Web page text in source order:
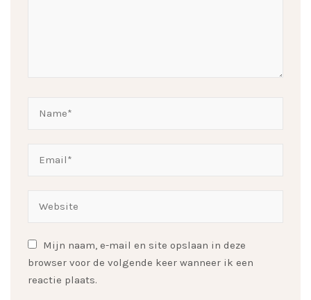
Mijn naam, e-mail en site opslaan in deze
browser voor de volgende keer wanneer ik een
reactie plaats.